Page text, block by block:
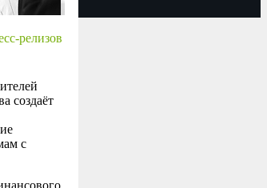
релизов
создаёт
с